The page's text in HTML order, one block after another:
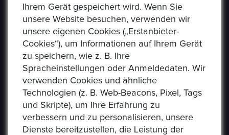
USEFUL LINKS
Ihrem Gerät gespeichert wird. Wenn Sie
unsere Website besuchen, verwenden wir
unsere eigenen Cookies („Erstanbieter-
Cookies“), um Informationen auf Ihrem Gerät
zu speichern, wie z. B. Ihre
Spracheinstellungen oder Anmeldedaten. Wir
verwenden Cookies und ähnliche
Technologien (z. B. Web-Beacons, Pixel, Tags
und Skripte), um Ihre Erfahrung zu
verbessern und zu personalisieren, unsere
Dienste bereitzustellen, die Leistung der